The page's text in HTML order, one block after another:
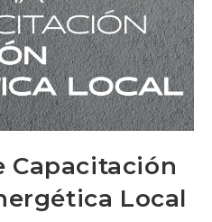
Capacitación
Local